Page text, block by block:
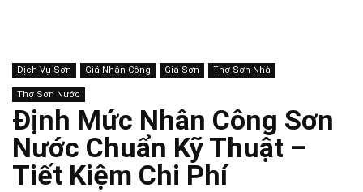
Dịch Vụ Sơn Giá Nhân Công Giá Sơn Thợ Sơn Nhà
Thợ Sơn Nước
Định Mức Nhân Công Sơn
Nước Chuẩn Kỹ Thuật –
Tiết Kiệm Chi Phí